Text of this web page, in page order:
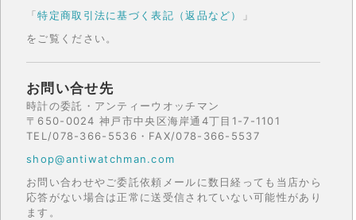
「特定商取引法に基づく表記（返品など）
」
をご覧ください。
お問い合せ先
時計の委託・アンティーウオッチマン
〒650-0024 神戸市中央区海岸通4丁目1-7-1101
TEL/078-366-5536・FAX/078-366-5537
shop@antiwatchman.com
お問い合わせやご委託依頼メールに数日経っても当店から
応答がない場合は正常に送受信されていない可能性があり
ます。